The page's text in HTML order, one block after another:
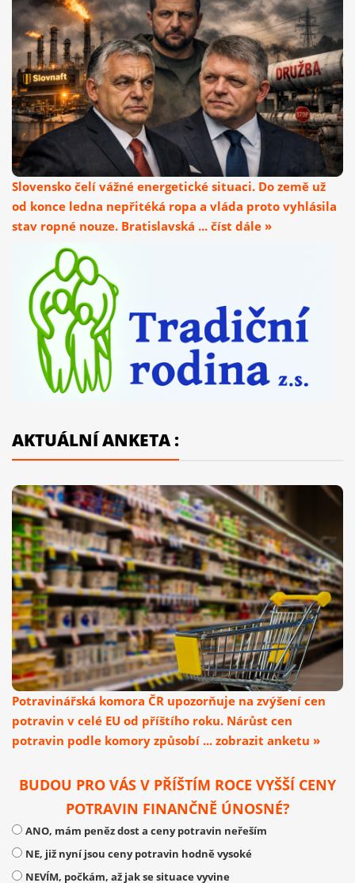
Slovensko čelí vážné energetické situaci. Do země už
od konce ledna nepřitéká ropa a vláda proto vyhlásila
stav ropné nouze. Bratislavská ... číst dále »
AKTUÁLNÍ ANKETA :
Potravinářská komora ČR upozorňuje na zvýšení cen
potravin v celé EU od příštího roku. Nárůst cen
potravin podle komory způsobí ... zobrazit anketu »
BUDOU PRO VÁS V PŘÍŠTÍM ROCE VYŠŠÍ CENY
POTRAVIN FINANČNĚ ÚNOSNÉ?
ANO, mám peněz dost a ceny potravin neřeším
NE, již nyní jsou ceny potravin hodně vysoké
NEVÍM, počkám, až jak se situace vyvine